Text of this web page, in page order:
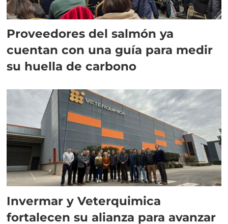
Proveedores del salmón ya
cuentan con una guía para medir
su huella de carbono
Invermar y Veterquimica
fortalecen su alianza para avanzar